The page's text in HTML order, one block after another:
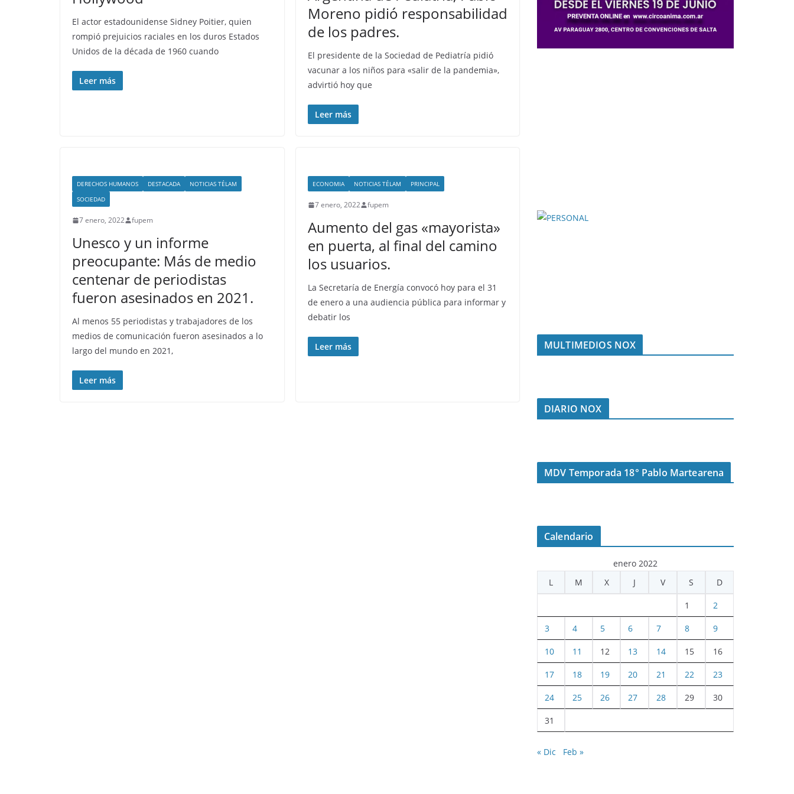
El actor estadounidense Sidney Poitier, quien
rompió prejuicios raciales en los duros Estados
Unidos de la década de 1960 cuando
Leer más
Moreno pidió responsabilidad
de los padres.
El presidente de la Sociedad de Pediatría pidió
vacunar a los niños para «salir de la pandemia»,
advirtió hoy que
Leer más
DERECHOS HUMANOS DESTACADA
NOTICIAS TÉLAM
SOCIEDAD
7 enero, 2022 fupem
Unesco y un informe
preocupante: Más de medio
centenar de periodistas
fueron asesinados en 2021.
Al menos 55 periodistas y trabajadores de los
medios de comunicación fueron asesinados a lo
largo del mundo en 2021,
Leer más
ECONOMIA NOTICIAS TÉLAM PRINCIPAL
7 enero, 2022 fupem
Aumento del gas «mayorista»
en puerta, al final del camino
los usuarios.
La Secretaría de Energía convocó hoy para el 31
de enero a una audiencia pública para informar y
debatir los
Leer más MULTIMEDIOS NOX
DIARIO NOX
MDV Temporada 18° Pablo Martearena
Calendario
enero 2022
L
M X J V S D
1 2
3 4 5 6 7 8 9
10 11 12 13 14 15 16
17 18 19 20 21 22 23
24 25 26 27 28 29 30
31
« Dic Feb »